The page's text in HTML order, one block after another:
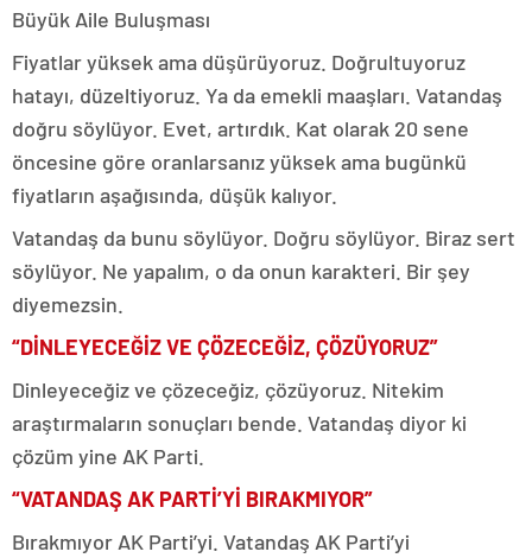
Büyük Aile Buluşması
Fiyatlar yüksek ama düşürüyoruz. Doğrultuyoruz
hatayı, düzeltiyoruz. Ya da emekli maaşları. Vatandaş
doğru söylüyor. Evet, artırdık. Kat olarak 20 sene
öncesine göre oranlarsanız yüksek ama bugünkü
fiyatların aşağısında, düşük kalıyor.
Vatandaş da bunu söylüyor. Doğru söylüyor. Biraz sert
söylüyor. Ne yapalım, o da onun karakteri. Bir şey
diyemezsin.
“DİNLEYECEĞİZ VE ÇÖZECEĞİZ, ÇÖZÜYORUZ”
Dinleyeceğiz ve çözeceğiz, çözüyoruz. Nitekim
araştırmaların sonuçları bende. Vatandaş diyor ki
çözüm yine AK Parti.
“VATANDAŞ AK PARTİ’Yİ BIRAKMIYOR”
Bırakmıyor AK Parti’yi. Vatandaş AK Parti’yi